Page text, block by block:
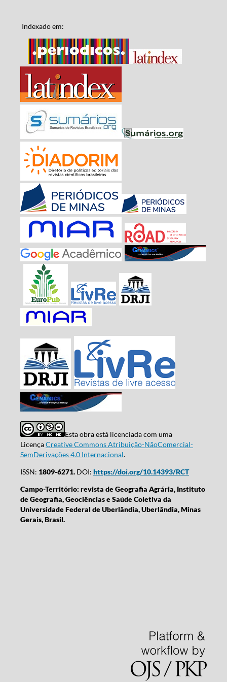
Indexado em:
Esta obra está licenciada com uma
LicençaCreative Commons Atribuição-NãoComercial-
SemDerivações 4.0 Internacional.
ISSN: 1809-6271.DOI: https://doi.org/10.14393/RCT
Campo-Território: revista de Geografia Agrária, Instituto
de Geografia, Geociências e Saúde Coletiva da
Universidade Federal de Uberlândia, Uberlândia, Minas
Gerais, Brasil.